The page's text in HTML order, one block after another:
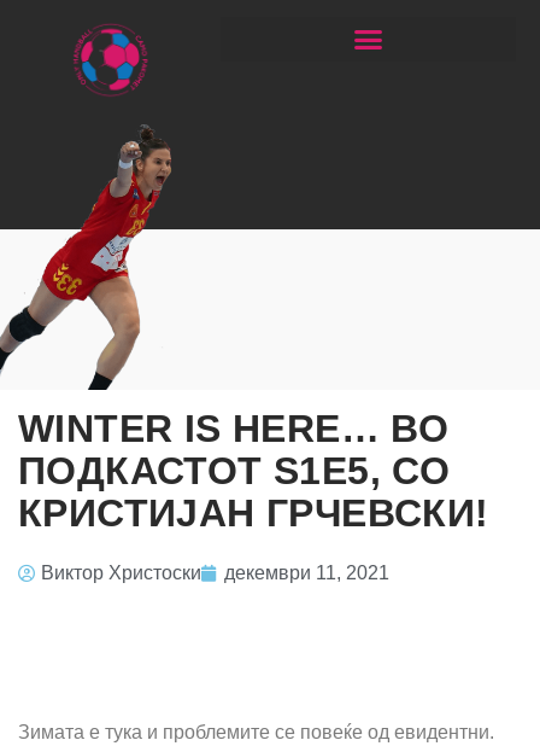
WINTER IS HERE… ВО
ПОДКАСТОТ S1E5, СО
КРИСТИЈАН ГРЧЕВСКИ!
Виктор Христоски декември 11, 2021
Зимата е тука и проблемите се повеќе од евидентни.